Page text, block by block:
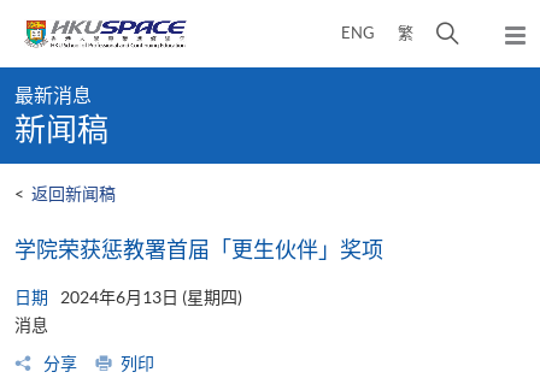
content
ENG 繁
开
弹
出
content
start
最新消息
新闻稿
< 返回新闻稿
学院荣获惩教署首届「更生伙伴」奖项
日期
2024年6月13日 (星期四)
消息
分享
列印